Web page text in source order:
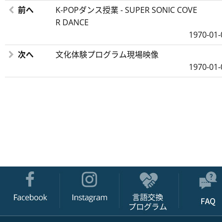
前へ
K-POPダンス授業 - SUPER SONIC COVE
R DANCE
1970-
次へ
文化体験プログラム現場映像
1970-